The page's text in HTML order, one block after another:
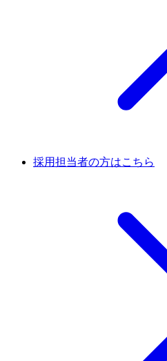
採用担当者の方はこちら